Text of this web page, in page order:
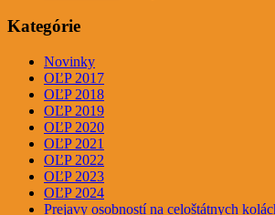
Kategórie
Novinky
OĽP 2017
OĽP 2018
OĽP 2019
OĽP 2020
OĽP 2021
OĽP 2022
OĽP 2023
OĽP 2024
Prejavy osobností na celoštátnych